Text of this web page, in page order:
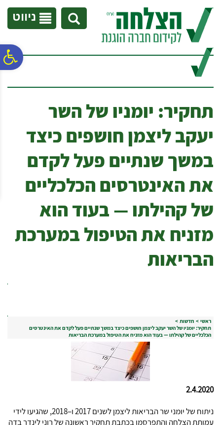
נגישות
אתר
המרכזי
ניווט
תחקיר: יומניו של השר
יעקב ליצמן חושפים כיצד
במשך שנתיים פעל לקדם
את האינטרסים הכלכליים
של קהילתו — בעוד הוא
מזניח את הטיפול במערכת
הבריאות
ראשי > חדשות >
תחקיר: יומניו של השר יעקב ליצמן חושפים כיצד במשך שנתיים פעל לקדם את האינטרסים
הכלכליים של קהילתו — בעוד הוא מזניח את הטיפול במערכת הבריאות
2.4.2020
ניתוח של יומני שר הבריאות ליצמן לשנים 2017 ו–2018, שהגיעו לידי
עמותת הצלחה והתפרסמו בכתבת תחקיר ראשונה של רוני לינדר בדה